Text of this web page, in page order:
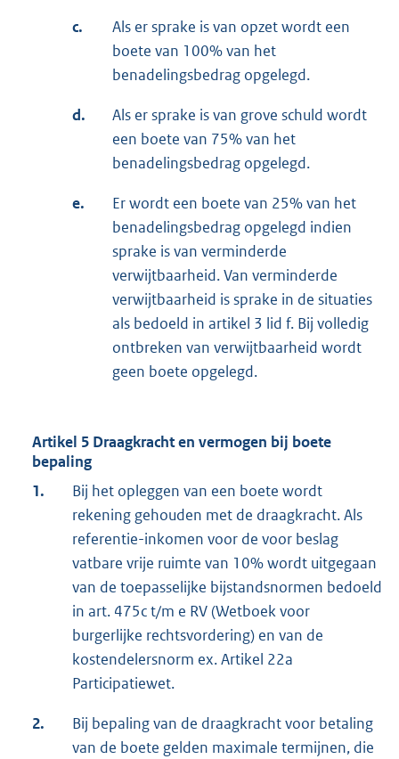
c.
Als er sprake is van opzet wordt een
boete van 100% van het
benadelingsbedrag opgelegd.
d.
Als er sprake is van grove schuld wordt
een boete van 75% van het
benadelingsbedrag opgelegd.
e.
Er wordt een boete van 25% van het
benadelingsbedrag opgelegd indien
sprake is van verminderde
verwijtbaarheid. Van verminderde
verwijtbaarheid is sprake in de situaties
als bedoeld in artikel 3 lid f. Bij volledig
ontbreken van verwijtbaarheid wordt
geen boete opgelegd.
Artikel 5 Draagkracht en vermogen bij boete
bepaling
1.
Bij het opleggen van een boete wordt
rekening gehouden met de draagkracht. Als
referentie-inkomen voor de voor beslag
vatbare vrije ruimte van 10% wordt uitgegaan
van de toepasselijke bijstandsnormen bedoeld
in art. 475c t/m e RV (Wetboek voor
burgerlijke rechtsvordering) en van de
kostendelersnorm ex. Artikel 22a
Participatiewet.
2.
Bij bepaling van de draagkracht voor betaling
van de boete gelden maximale termijnen, die